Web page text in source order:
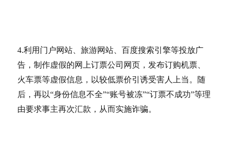
4.利用门户网站、旅游网站、百度搜索引擎等投放广
告，制作虚假的网上订票公司网页，发布订购机票、
火车票等虚假信息，以较低票价引诱受害人上当。随
后，再以“身份信息不全”“账号被冻”“订票不成功”等理
由要求事主再次汇款，从而实施诈骗。